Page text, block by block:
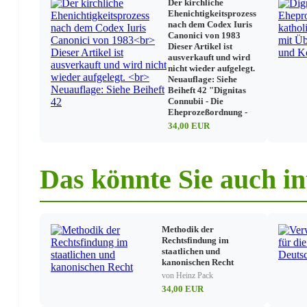
Soziale Kommunikationsmittel
Glaubensbekenntnis
Das Heiligungsamt der Kirche
Sakramente
Die übrigen gottesdienstlichen Handlungen
Heilige Orte und Zeiten
Güterverwaltung
Verträge
Strafrecht
Straftaten und Strafen im Allgemeinen
Strafen für einzelne Straftaten
Der kirchliche
Ehenichtigkeitsprozess
nach dem Codex Iuris
Canonici von 1983
Dieser Artikel ist
ausverkauft und wird
nicht wieder aufgelegt.
Neuauflage: Siehe
Beiheft 42 "Dignitas
Connubii - Die
Eheprozeßordnung -
34,00 EUR
Das könnte Sie auch
Methodik der
Rechtsfindung im
staatlichen und
kanonischen Recht
von Heinz Pack
34,00 EUR